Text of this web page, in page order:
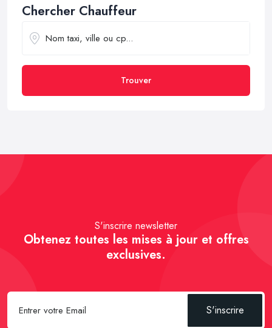
Chercher Chauffeur
Trouver
S'inscrire newsletter
Obtenez toutes les mises à jour et offres
exclusives.
S'inscrire